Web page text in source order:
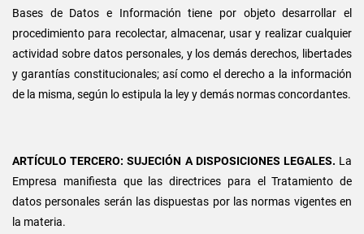
Bases de Datos e Información tiene por objeto desarrollar el
procedimiento para recolectar, almacenar, usar y realizar cualquier
actividad sobre datos personales, y los demás derechos, libertades
y garantías constitucionales; así como el derecho a la información
de la misma, según lo estipula la ley y demás normas concordantes.
ARTÍCULO TERCERO: SUJECIÓN A DISPOSICIONES LEGALES. La
Empresa manifiesta que las directrices para el Tratamiento de
datos personales serán las dispuestas por las normas vigentes en
la materia.